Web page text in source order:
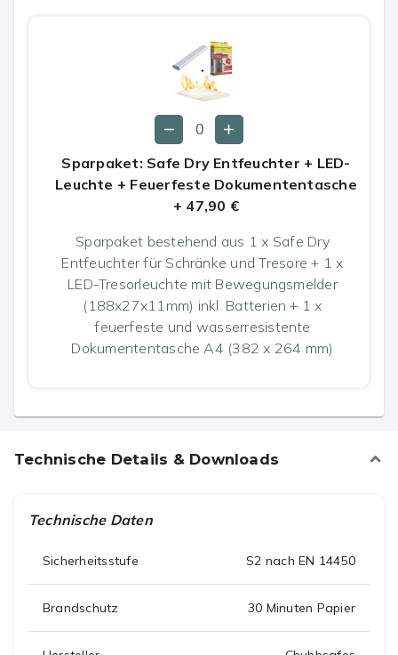
Sparpaket: Safe Dry Entfeuchter + LED-
Leuchte + Feuerfeste Dokumententasche
+ 47,90 €
Sparpaket bestehend aus 1 x Safe Dry
Entfeuchter für Schränke und Tresore + 1 x
LED-Tresorleuchte mit Bewegungsmelder
(188x27x11mm) inkl. Batterien + 1 x
feuerfeste und wasserresistente
Dokumententasche A4 (382 x 264 mm)
Technische Details & Downloads
Technische Daten
Sicherheitsstufe S2 nach EN 14450
Brandschutz 30 Minuten Papier